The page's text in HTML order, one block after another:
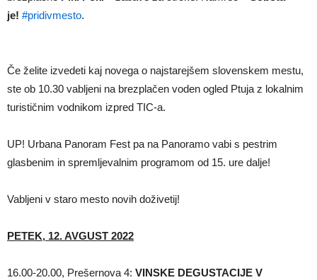
je! #pridivmesto.
Če želite izvedeti kaj novega o najstarejšem slovenskem mestu,
ste ob 10.30 vabljeni na brezplačen voden ogled Ptuja z lokalnim
turističnim vodnikom izpred TIC-a.
UP! Urbana Panoram Fest pa na Panoramo vabi s pestrim
glasbenim in spremljevalnim programom od 15. ure dalje!
Vabljeni v staro mesto novih doživetij!
PETEK, 12. AVGUST 2022
16.00-20.00, Prešernova 4: VINSKE DEGUSTACIJE V